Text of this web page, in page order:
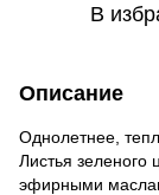
В
Описание
Однолетнее,
Листья зеленого
эфирными